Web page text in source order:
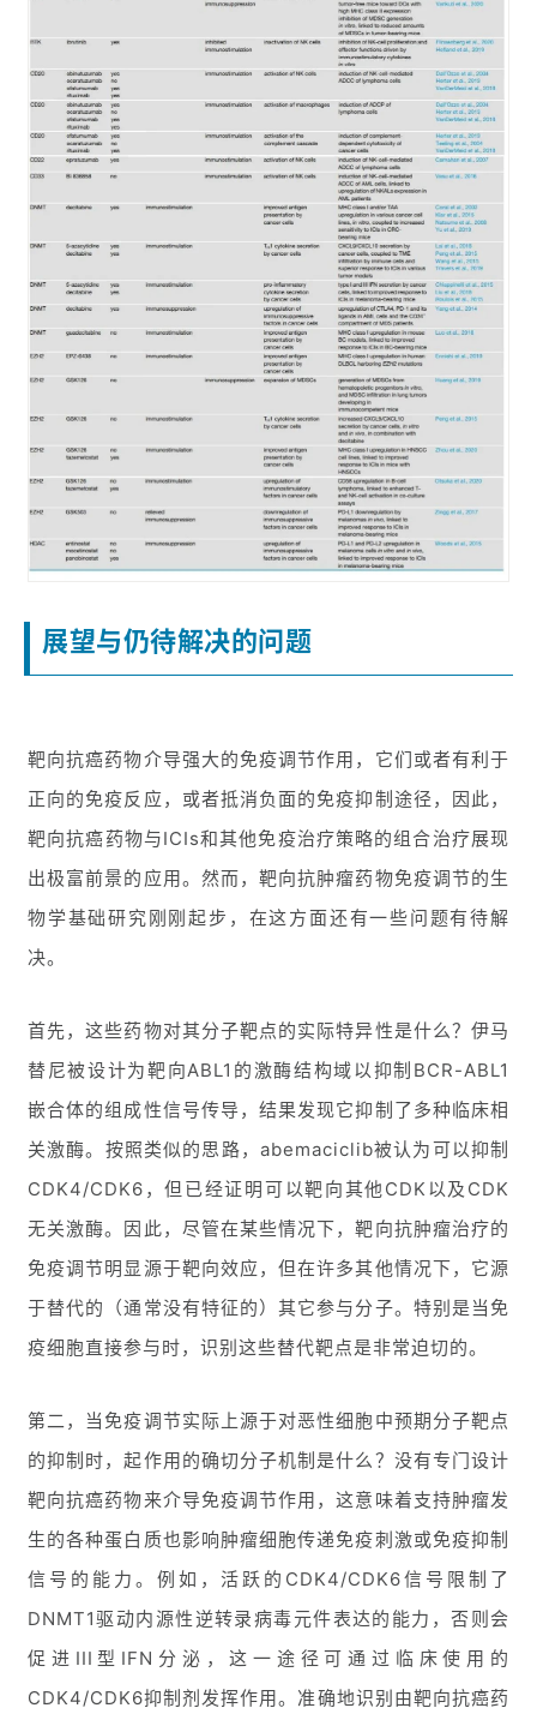
展望与仍待解决的问题
靶向抗癌药物介导强大的免疫调节作用，它们或者有利于
正向的免疫反应，或者抵消负面的免疫抑制途径，因此，
靶向抗癌药物与ICIs和其他免疫治疗策略的组合治疗展现
出极富前景的应用。然而，靶向抗肿瘤药物免疫调节的生
物学基础研究刚刚起步，在这方面还有一些问题有待解
决。
首先，这些药物对其分子靶点的实际特异性是什么？伊马
替尼被设计为靶向ABL1的激酶结构域以抑制BCR-ABL1
嵌合体的组成性信号传导，结果发现它抑制了多种临床相
关激酶。按照类似的思路，abemaciclib被认为可以抑制
CDK4/CDK6，但已经证明可以靶向其他CDK以及CDK
无关激酶。因此，尽管在某些情况下，靶向抗肿瘤治疗的
免疫调节明显源于靶向效应，但在许多其他情况下，它源
于替代的（通常没有特征的）其它参与分子。特别是当免
疫细胞直接参与时，识别这些替代靶点是非常迫切的。
第二，当免疫调节实际上源于对恶性细胞中预期分子靶点
的抑制时，起作用的确切分子机制是什么？没有专门设计
靶向抗癌药物来介导免疫调节作用，这意味着支持肿瘤发
生的各种蛋白质也影响肿瘤细胞传递免疫刺激或免疫抑制
信号的能力。例如，活跃的CDK4/CDK6信号限制了
DNMT1驱动内源性逆转录病毒元件表达的能力，否则会
促进III型IFN分泌，这一途径可通过临床使用的
CDK4/CDK6抑制剂发挥作用。准确地识别由靶向抗癌药